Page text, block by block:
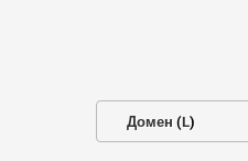
Домен (L)